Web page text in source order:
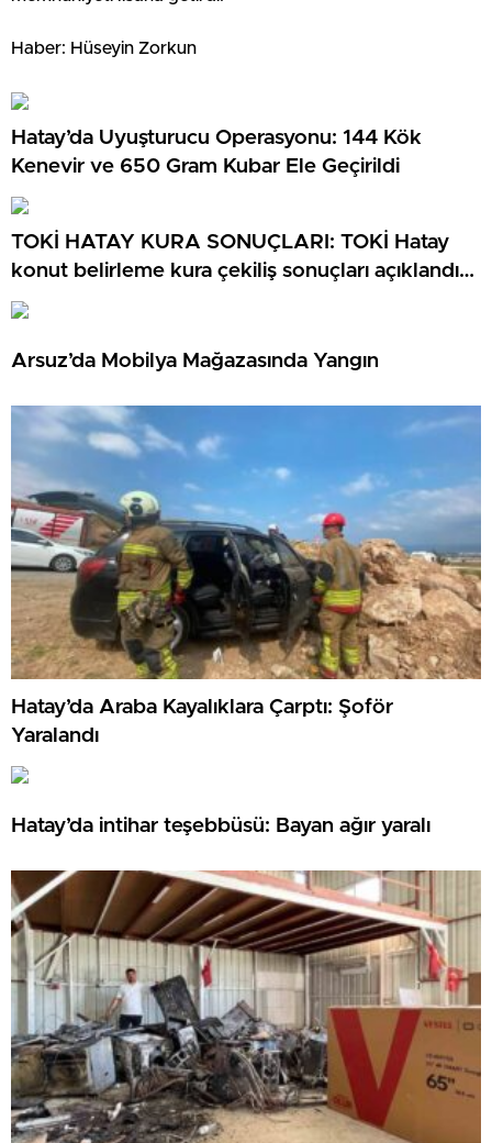
Haber: Hüseyin Zorkun
Hatay’da Uyuşturucu Operasyonu: 144 Kök
Kenevir ve 650 Gram Kubar Ele Geçirildi
TOKİ HATAY KURA SONUÇLARI: TOKİ Hatay
konut belirleme kura çekiliş sonuçları açıklandı
mı? TOKİ Hatay kura sonuçları isim listesi
Arsuz’da Mobilya Mağazasında Yangın
Hatay’da Araba Kayalıklara Çarptı: Şoför
Yaralandı
Hatay’da intihar teşebbüsü: Bayan ağır yaralı